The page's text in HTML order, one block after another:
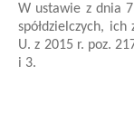
W ustawie z dnia
spółdzielczych,
U. z 2015 r. poz.
i 3.